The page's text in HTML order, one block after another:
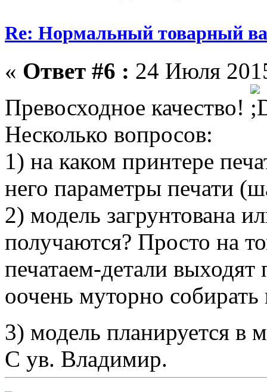
Re: Нормальный товарный
« Ответ #6 : 24 Июля
Превосходное качество!
Несколько вопросов:
1) на каком принтере
него параметры печати
2) модель загрунтована
получаются? Просто на
печатаем-детали
оочень муторно
3) модель планируется в
С ув. Владимир.